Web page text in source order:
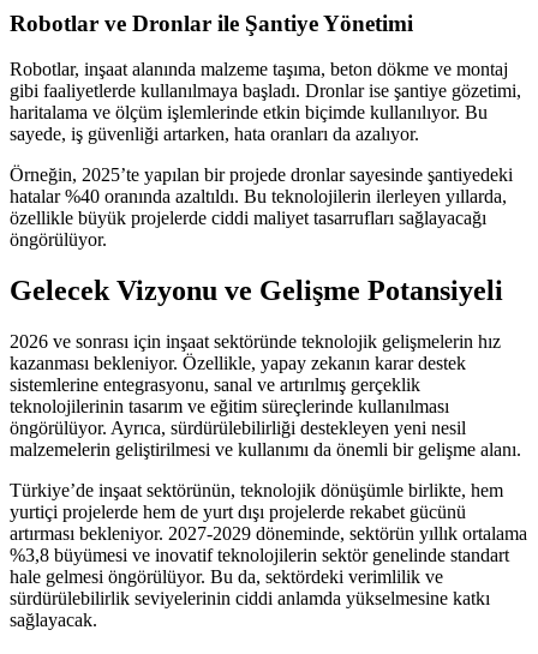
Robotlar ve Dronlar ile Şantiye Yönetimi
Robotlar, inşaat alanında malzeme taşıma, beton dökme ve montaj
gibi faaliyetlerde kullanılmaya başladı. Dronlar ise şantiye gözetimi,
haritalama ve ölçüm işlemlerinde etkin biçimde kullanılıyor. Bu
sayede, iş güvenliği artarken, hata oranları da azalıyor.
Örneğin, 2025’te yapılan bir projede dronlar sayesinde şantiyedeki
hatalar %40 oranında azaltıldı. Bu teknolojilerin ilerleyen yıllarda,
özellikle büyük projelerde ciddi maliyet tasarrufları sağlayacağı
öngörülüyor.
Gelecek Vizyonu ve Gelişme Potansiyeli
2026 ve sonrası için inşaat sektöründe teknolojik gelişmelerin hız
kazanması bekleniyor. Özellikle, yapay zekanın karar destek
sistemlerine entegrasyonu, sanal ve artırılmış gerçeklik
teknolojilerinin tasarım ve eğitim süreçlerinde kullanılması
öngörülüyor. Ayrıca, sürdürülebilirliği destekleyen yeni nesil
malzemelerin geliştirilmesi ve kullanımı da önemli bir gelişme alanı.
Türkiye’de inşaat sektörünün, teknolojik dönüşümle birlikte, hem
yurtiçi projelerde hem de yurt dışı projelerde rekabet gücünü
artırması bekleniyor. 2027-2029 döneminde, sektörün yıllık ortalama
%3,8 büyümesi ve inovatif teknolojilerin sektör genelinde standart
hale gelmesi öngörülüyor. Bu da, sektördeki verimlilik ve
sürdürülebilirlik seviyelerinin ciddi anlamda yükselmesine katkı
sağlayacak.